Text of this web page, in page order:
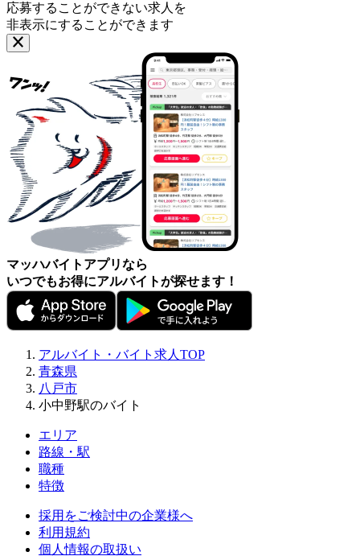
応募することができない求人を
非表示にすることができます
マッハバイトアプリなら
いつでもお得にアルバイトが探せます！
アルバイト・バイト求人TOP
青森県
八戸市
小中野駅のバイト
エリア
路線・駅
職種
特徴
採用をご検討中の企業様へ
利用規約
個人情報の取扱い